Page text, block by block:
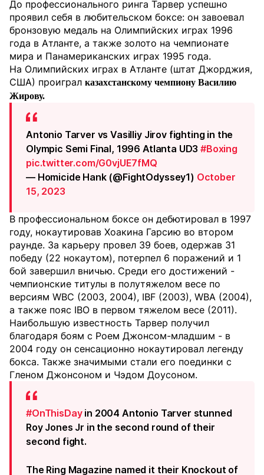
До профессионального ринга Тарвер успешно
проявил себя в любительском боксе: он завоевал
бронзовую медаль на Олимпийских играх 1996
года в Атланте, а также золото на чемпионате
мира и Панамериканских играх 1995 года.
На Олимпийских играх в Атланте (штат Джорджия,
США) проиграл казахстанскому чемпиону Василию
Жирову.
Antonio Tarver vs Vasilliy Jirov fighting in the
Olympic Semi Final, 1996 Atlanta UD3#Boxing
pic.twitter.com/G0vjUE7fMQ
— Homicide Hank (@FightOdyssey1) October
15, 2023
В профессиональном боксе он дебютировал в 1997
году, нокаутировав Хоакина Гарсию во втором
раунде. За карьеру провел 39 боев, одержав 31
победу (22 нокаутом), потерпел 6 поражений и 1
бой завершил вничью. Среди его достижений -
чемпионские титулы в полутяжелом весе по
версиям WBC (2003, 2004), IBF (2003), WBA (2004),
а также пояс IBO в первом тяжелом весе (2011).
Наибольшую известность Тарвер получил
благодаря боям с Роем Джонсом-младшим - в
2004 году он сенсационно нокаутировал легенду
бокса. Также значимыми стали его поединки с
Гленом Джонсоном и Чэдом Доусоном.
#OnThisDayin 2004 Antonio Tarver stunned
Roy Jones Jr in the second round of their
second fight.
The Ring Magazine named it their Knockout of